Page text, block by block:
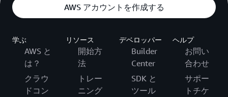
AWS アカウントを作成する
学ぶ
AWS と
は？
クラウ
ドコン
リソース
開始方
法
トレー
ニング
デベロッパー
Builder
Center
SDK と
ツール
ヘルプ
お問い
合わせ
サポー
トチケ